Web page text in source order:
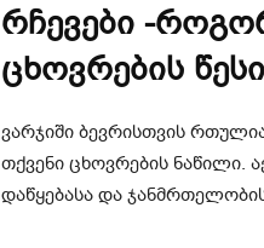
რჩევები -
ცხოვრების წესი
ვარჯიში ბევრისთვის
თქვენი ცხოვრების ნაწილი.
დაწყებასა და